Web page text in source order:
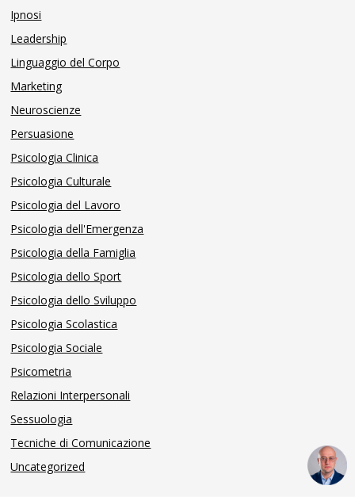
Ipnosi
Leadership
Linguaggio del Corpo
Marketing
Neuroscienze
Persuasione
Psicologia Clinica
Psicologia Culturale
Psicologia del Lavoro
Psicologia dell'Emergenza
Psicologia della Famiglia
Psicologia dello Sport
Psicologia dello Sviluppo
Psicologia Scolastica
Psicologia Sociale
Psicometria
Relazioni Interpersonali
Sessuologia
Tecniche di Comunicazione
Uncategorized